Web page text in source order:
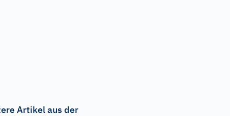
Artikel aus der